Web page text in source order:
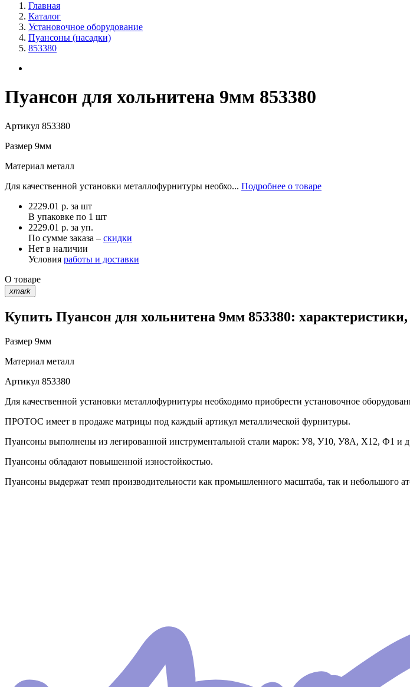
Главная
Каталог
Установочное оборудование
Пуансоны (насадки)
853380
Пуансон для хольнитена 9мм 853380
Артикул 853380
Размер 9мм
Материал металл
Для качественной установки металлофурнитуры необхо... Подробнее о товаре
2229.01 р. за шт
В упаковке по 1 шт
2229.01 р. за уп.
По сумме заказа – скидки
Нет в наличии
Условия работы и доставки
О товаре
xmark
Купить Пуансон для хольнитена 9мм 853380:
Размер 9мм
Материал металл
Артикул 853380
Для качественной установки металлофурнитуры необходимо приобрести установочное
ПРОТОС имеет в продаже матрицы под каждый артикул металлической фурнитуры.
Пуансоны выполнены из легированной инструментальной стали марок: У8, У10, У8А, Х12, Ф1 и
Пуансоны обладают повышенной изностойкостью.
Пуансоны выдержат темп производительности как промышленного масштаба, так и небольшого